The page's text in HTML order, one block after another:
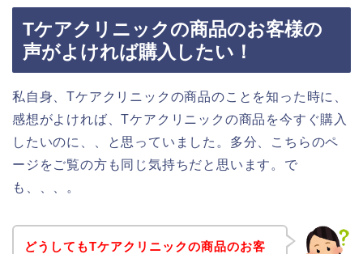
Tケアクリニックの商品のお客様の
声がよければ購入したい！
私自身、Tケアクリニックの商品のことを知った時に、
感想がよければ、Tケアクリニックの商品を今すぐ購入
したいのに、、と思っていました。多分、こちらのペ
ージをご覧の方も同じ気持ちだと思います。で
も、、、。
どうしてもTケアクリニックの商品のお客